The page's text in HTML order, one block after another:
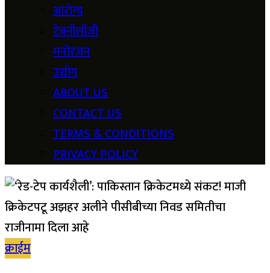
आरोग्य
टेक्नॉलॉजी
मनोरंजन
उद्योग
ABOUT US
CONTACT US
TERMS & CONDITIONS
PRIVACY POLICY
क्राईम